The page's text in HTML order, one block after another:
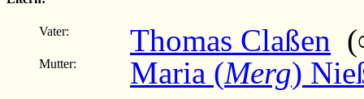
Vater: Thomas Claßen
Mutter: Maria (Merg)